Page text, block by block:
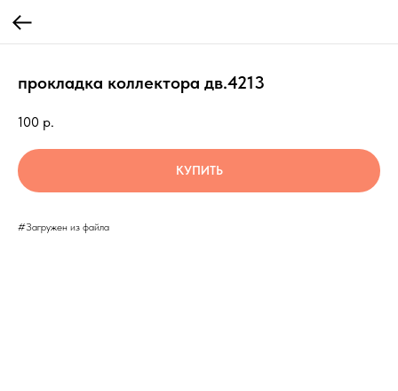
прокладка коллектора дв.4213
100 р.
КУПИТЬ
#Загружен из файла